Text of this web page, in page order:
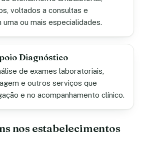
voltados a consultas e
ou mais especialidades.
Diagnóstico
de exames laboratoriais,
e outros serviços que
e no acompanhamento clínico.
nos estabelecimentos